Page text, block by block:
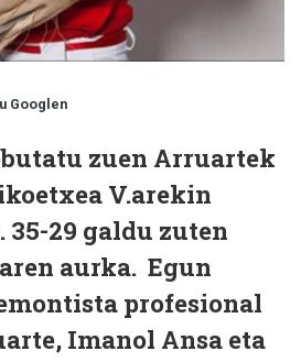
Googlen
zuen Arruartek
V.arekin
35-29 galdu zuten
aurka. Egun
profesional
Imanol Ansa eta